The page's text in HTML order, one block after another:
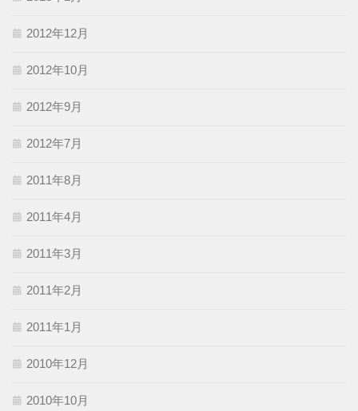
2012年12月
2012年10月
2012年9月
2012年7月
2011年8月
2011年4月
2011年3月
2011年2月
2011年1月
2010年12月
2010年10月